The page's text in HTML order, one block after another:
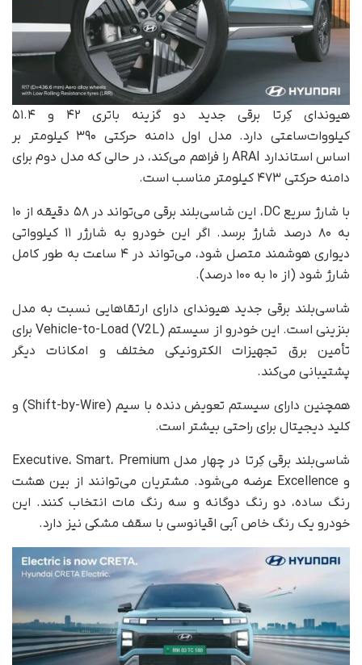
هیوندای کِرتا برقی جدید دو گزینه باتری ۴۲ و ۵۱.۴
کیلووات‌ساعتی دارد. مدل اول دامنه حرکتی ۳۹۰ کیلومتر بر
اساس استاندارد ARAI را فراهم می‌کند، در حالی که مدل دوم برای
دامنه حرکتی ۴۷۳ کیلومتر مناسب است.
با شارژ سریع DC، این شاسی‌بلند برقی می‌تواند در ۵۸ دقیقه از ۱۰
به ۸۰ درصد شارژ برسد. اگر این خودرو به شارژر ۱۱ کیلوواتی
دیواری هوشمند متصل شود، می‌تواند در ۴ ساعت به طور کامل
شارژ شود (از ۱۰ به ۱۰۰ درصد).
شاسی‌بلند برقی جدید هیوندای دارای ارتقاهایی نسبت به مدل
بنزینی است. این خودرو از سیستم Vehicle-to-Load (V2L) برای
تأمین برق تجهیزات الکترونیکی مختلف و امکانات دیگر
پشتیبانی می‌کند.
همچنین دارای سیستم تعویض دنده با سیم (Shift-by-Wire) و
کلید دیجیتال برای راحتی بیشتر است.
شاسی‌بلند برقی کِرتا در چهار مدل Executive، Smart، Premium
و Excellence عرضه می‌شود. مشتریان می‌توانند از بین هشت
رنگ ساده، دو رنگ دوگانه و سه رنگ مات انتخاب کنند. این
خودرو یک رنگ خاص آبی اقیانوسی با سقف مشکی نیز دارد.